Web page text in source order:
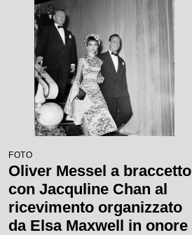
FOTO
Oliver Messel a braccetto
con Jacquline Chan al
ricevimento organizzato
da Elsa Maxwell in onore